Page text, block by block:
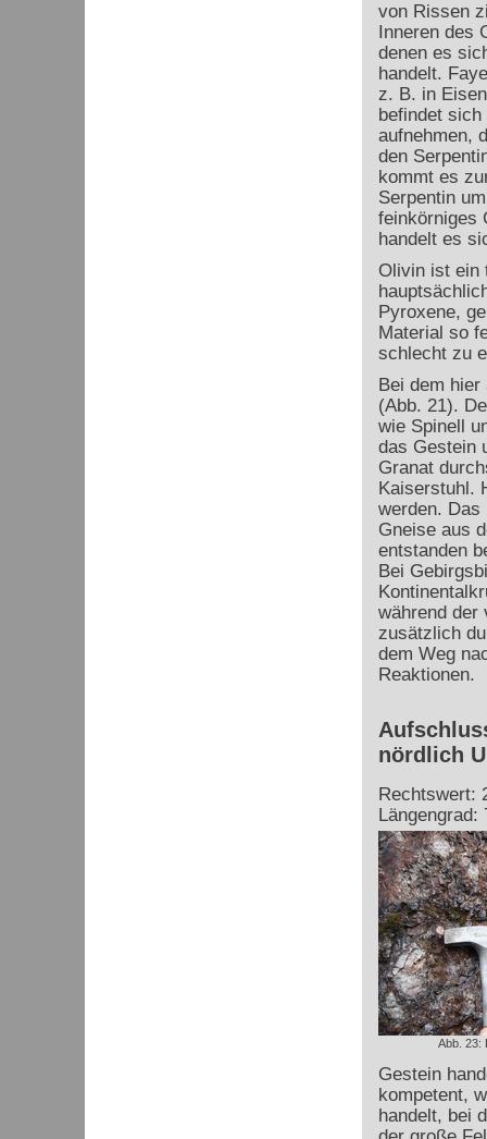
von Rissen
Inneren des
denen es
handelt.
z. B. in
befindet
aufnehmen,
den
kommt es
Serpentin
feinkörniges
handelt es
Olivin ist ein
Pyroxene,
Material so
schlecht zu
Bei dem
(Abb. 21).
wie Spinell
das Gestein
Granat
Kaiserstuhl.
werden. Das
Gneise aus
entstanden
Bei
während der
zusätzlich
dem Weg
Reaktionen.
nördlich
Rechtswert:
Längengrad:
Abb. 23:
Gestein
kompetent,
handelt, bei